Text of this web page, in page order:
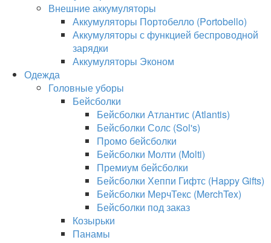
Внешние аккумуляторы
Аккумуляторы Портобелло (Portobello)
Аккумуляторы с функцией беспроводной
зарядки
Аккумуляторы Эконом
Одежда
Головные уборы
Бейсболки
Бейсболки Атлантис (Atlantis)
Бейсболки Солс (Sol's)
Промо бейсболки
Бейсболки Молти (Molti)
Премиум бейсболки
Бейсболки Хеппи Гифтс (Happy Gifts)
Бейсболки МерчТекс (MerchTex)
Бейсболки под заказ
Козырьки
Панамы